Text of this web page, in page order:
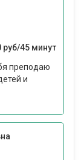
руб/45 минут
преподаю
и